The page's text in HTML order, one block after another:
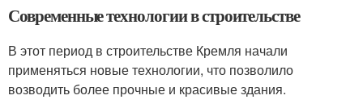
Современные технологии в строительстве
В этот период в строительстве Кремля начали
применяться новые технологии, что позволило
возводить более прочные и красивые здания.